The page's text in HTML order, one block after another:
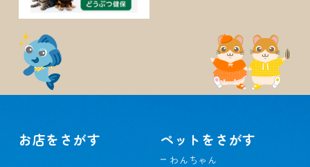
お店をさがす ペットをさがす
わんちゃん